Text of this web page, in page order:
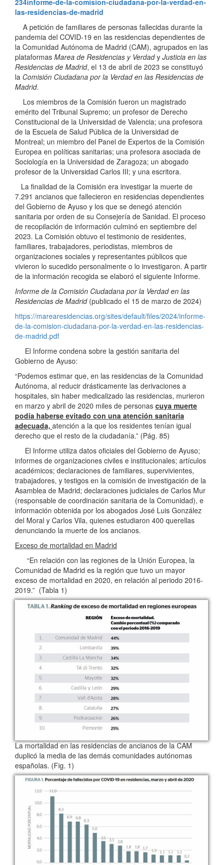
234informe-de-la-comision-ciudadana-por-la-verdad-en-
las-residencias-de-madrid
A petición de familiares de personas fallecidas durante la
pandemia del COVID-19 en las residencias dependientes de
la Comunidad Autónoma de Madrid (CAM), agrupados en las
plataformas Marea de Residencias y Verdady Justicia en las
Residencias de Madrid, el 13 de abril de 2023 se constituyó
la Comisión Ciudadana por la Verdad en las Residencias de
Madrid.
Los miembros de la Comisión fueron un magistrado
emérito del Tribunal Supremo; un profesor de Derecho
Constitucional de la Universidad de Valencia; una profesora
de la Escuela de Salud Pública de la Universidad de
Montreal; un miembro del Panel de Expertos de la Comisión
Europea en políticas sanitarias; una profesora asociada de
Sociología en la Universidad de Zaragoza; un abogado
profesor de la Universidad Carlos III; y una escritora.
La finalidad de la Comisión era investigar la muerte de
7.291 ancianos que fallecieron en residencias dependientes
del Gobierno de Ayuso y los que se denegó atención
sanitaria por orden de su Consejería de Sanidad. El proceso
de recopilación de información culminó en septiembre del
2023. La Comisión obtuvo el testimonio de residentes,
familiares, trabajadores, periodistas, miembros de
organizaciones sociales y representantes públicos que
vivieron lo sucedido personalmente o lo investigaron. A partir
de la información recogida se elaboró el siguiente Informe.
Informe de la Comisión Ciudadana por la Verdad en las
Residencias de Madrid(publicado el 15 de marzo de 2024)
https://marearesidencias.org/sites/default/files/2024/informe-
de-la-comision-ciudadana-por-la-verdad-en-las-residencias-
de-madrid.pdf
El Informe condena sobre la gestión sanitaria del
Gobierno de Ayuso:
“Podemos estimar que, en las residencias de la Comunidad
Autónoma, al reducir drásticamente las derivaciones a
hospitales, sin haber medicalizado las residencias, murieron
en marzo y abril de 2020 miles de personas cuya muerte
podía haberse evitado con una atención sanitaria
adecuada, atención a la que los residentes tenían igual
derecho que el resto de la ciudadanía.” (Pág. 85)
El Informe utiliza datos oficiales del Gobierno de Ayuso;
informes de organizaciones civiles e institucionales; artículos
académicos; declaraciones de familiares, supervivientes,
trabajadores, y testigos en la comisión de investigación de la
Asamblea de Madrid; declaraciones judiciales de Carlos Mur
(responsable de coordinación sanitaria de la Comunidad), e
información obtenida por los abogados José Luis González
del Moral y Carlos Vila, quienes estudiaron 400 querellas
denunciando la muerte de los ancianos.
Exceso de mortalidad en Madrid
“En relación con las regiones de la Unión Europea, la
Comunidad de Madrid es la región que tuvo un mayor
exceso de mortalidad en 2020, en relación al periodo 2016-
2019.” (Tabla 1)
La mortalidad en las residencias de ancianos de la CAM
duplicó la media de las demás comunidades autónomas
españolas. (Fig. 1)